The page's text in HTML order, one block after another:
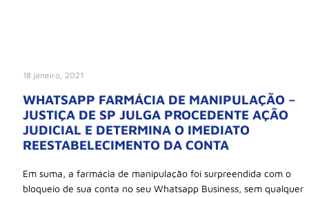
18 janeiro, 2021
WHATSAPP FARMÁCIA DE MANIPULAÇÃO –
JUSTIÇA DE SP JULGA PROCEDENTE AÇÃO
JUDICIAL E DETERMINA O IMEDIATO
REESTABELECIMENTO DA CONTA
Em suma, a farmácia de manipulação foi surpreendida com o
bloqueio de sua conta no seu Whatsapp Business, sem qualquer